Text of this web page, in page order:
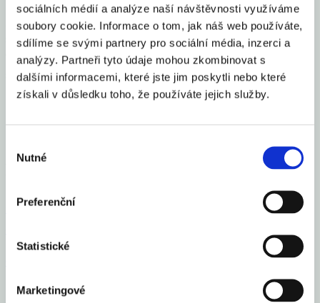
sociálních médií a analýze naší návštěvnosti využíváme
soubory cookie. Informace o tom, jak náš web používáte,
sdílíme se svými partnery pro sociální média, inzerci a
analýzy. Partneři tyto údaje mohou zkombinovat s
dalšími informacemi, které jste jim poskytli nebo které
získali v důsledku toho, že používáte jejich služby.
souhlasu
Nutné
Preferenční
Statistické
Marketingové
„Ve 4. čtvrtletí letošního roku je téměř jisté, že se meziroční růst
spotřebitelské inflace v některých měsících dostane významně nad 5
%. Motorem celkové inflace se stanou ještě více než nyní náklady
spojené s bydlením včetně dražších energií,“ podotýká Novák.
Česko se zařadilo mezi 16 elitních světových gastro